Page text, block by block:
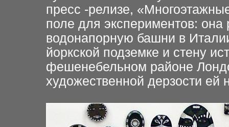
пресс -релизе,
поле для экспериментов:
водонапорную башни в
йоркской подземке и стену
фешенебельном районе
художественной дерзости ей